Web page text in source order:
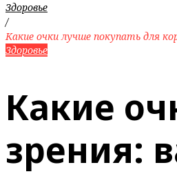
Здоровье
/
Какие очки лучше покупать для
Здоровье
Какие
зрения: